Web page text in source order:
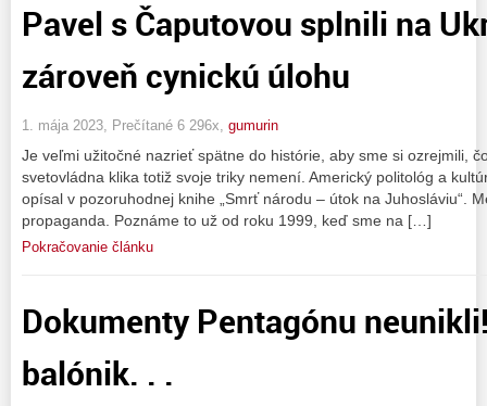
Pavel s Čaputovou splnili na
zároveň cynickú úlohu
1. mája 2023, Prečítané 6 296x, gumurin
Je veľmi užitočné nazrieť spätne do histórie, aby sme si ozrejmili,
svetovládna klika totiž svoje triky nemení. Americký politológ a
opísal v pozoruhodnej knihe „Smrť národu – útok na Juhosláviu“.
propaganda. Poznáme to už od roku 1999, keď sme na […]
Pokračovanie článku
Dokumenty Pentagónu
balónik. . .